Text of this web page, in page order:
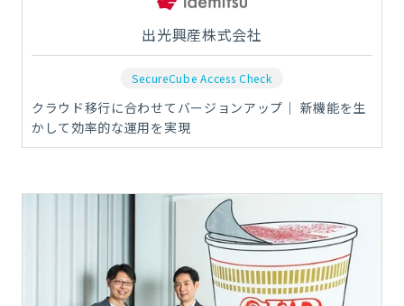
出光興産株式会社
SecureCube Access Check
クラウド移行に合わせてバージョンアップ｜ 新機能を生
かして効率的な運用を実現